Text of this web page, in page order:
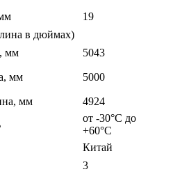
19
в дюймах)
мм
5043
мм
5000
мм
4924
от -30°C до
+60°C
Китай
3